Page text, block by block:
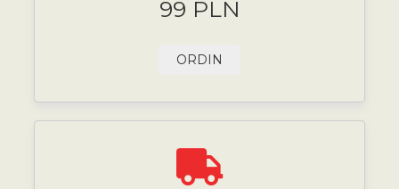
99 PLN
ORDIN